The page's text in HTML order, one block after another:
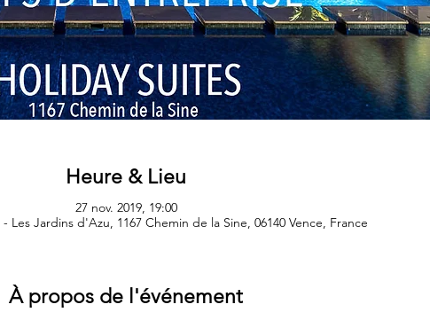
Heure & Lieu
27 nov. 2019, 19:00
Les Jardins d'Azu, 1167 Chemin de la Sine, 06140 Vence, France
À propos de l'événement